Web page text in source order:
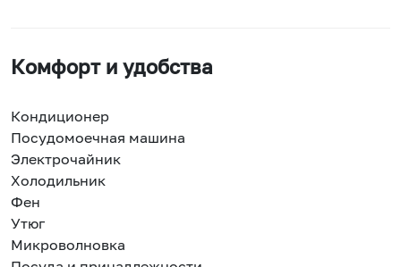
Комфорт и удобства
Кондиционер
Посудомоечная машина
Электрочайник
Холодильник
Фен
Утюг
Микроволновка